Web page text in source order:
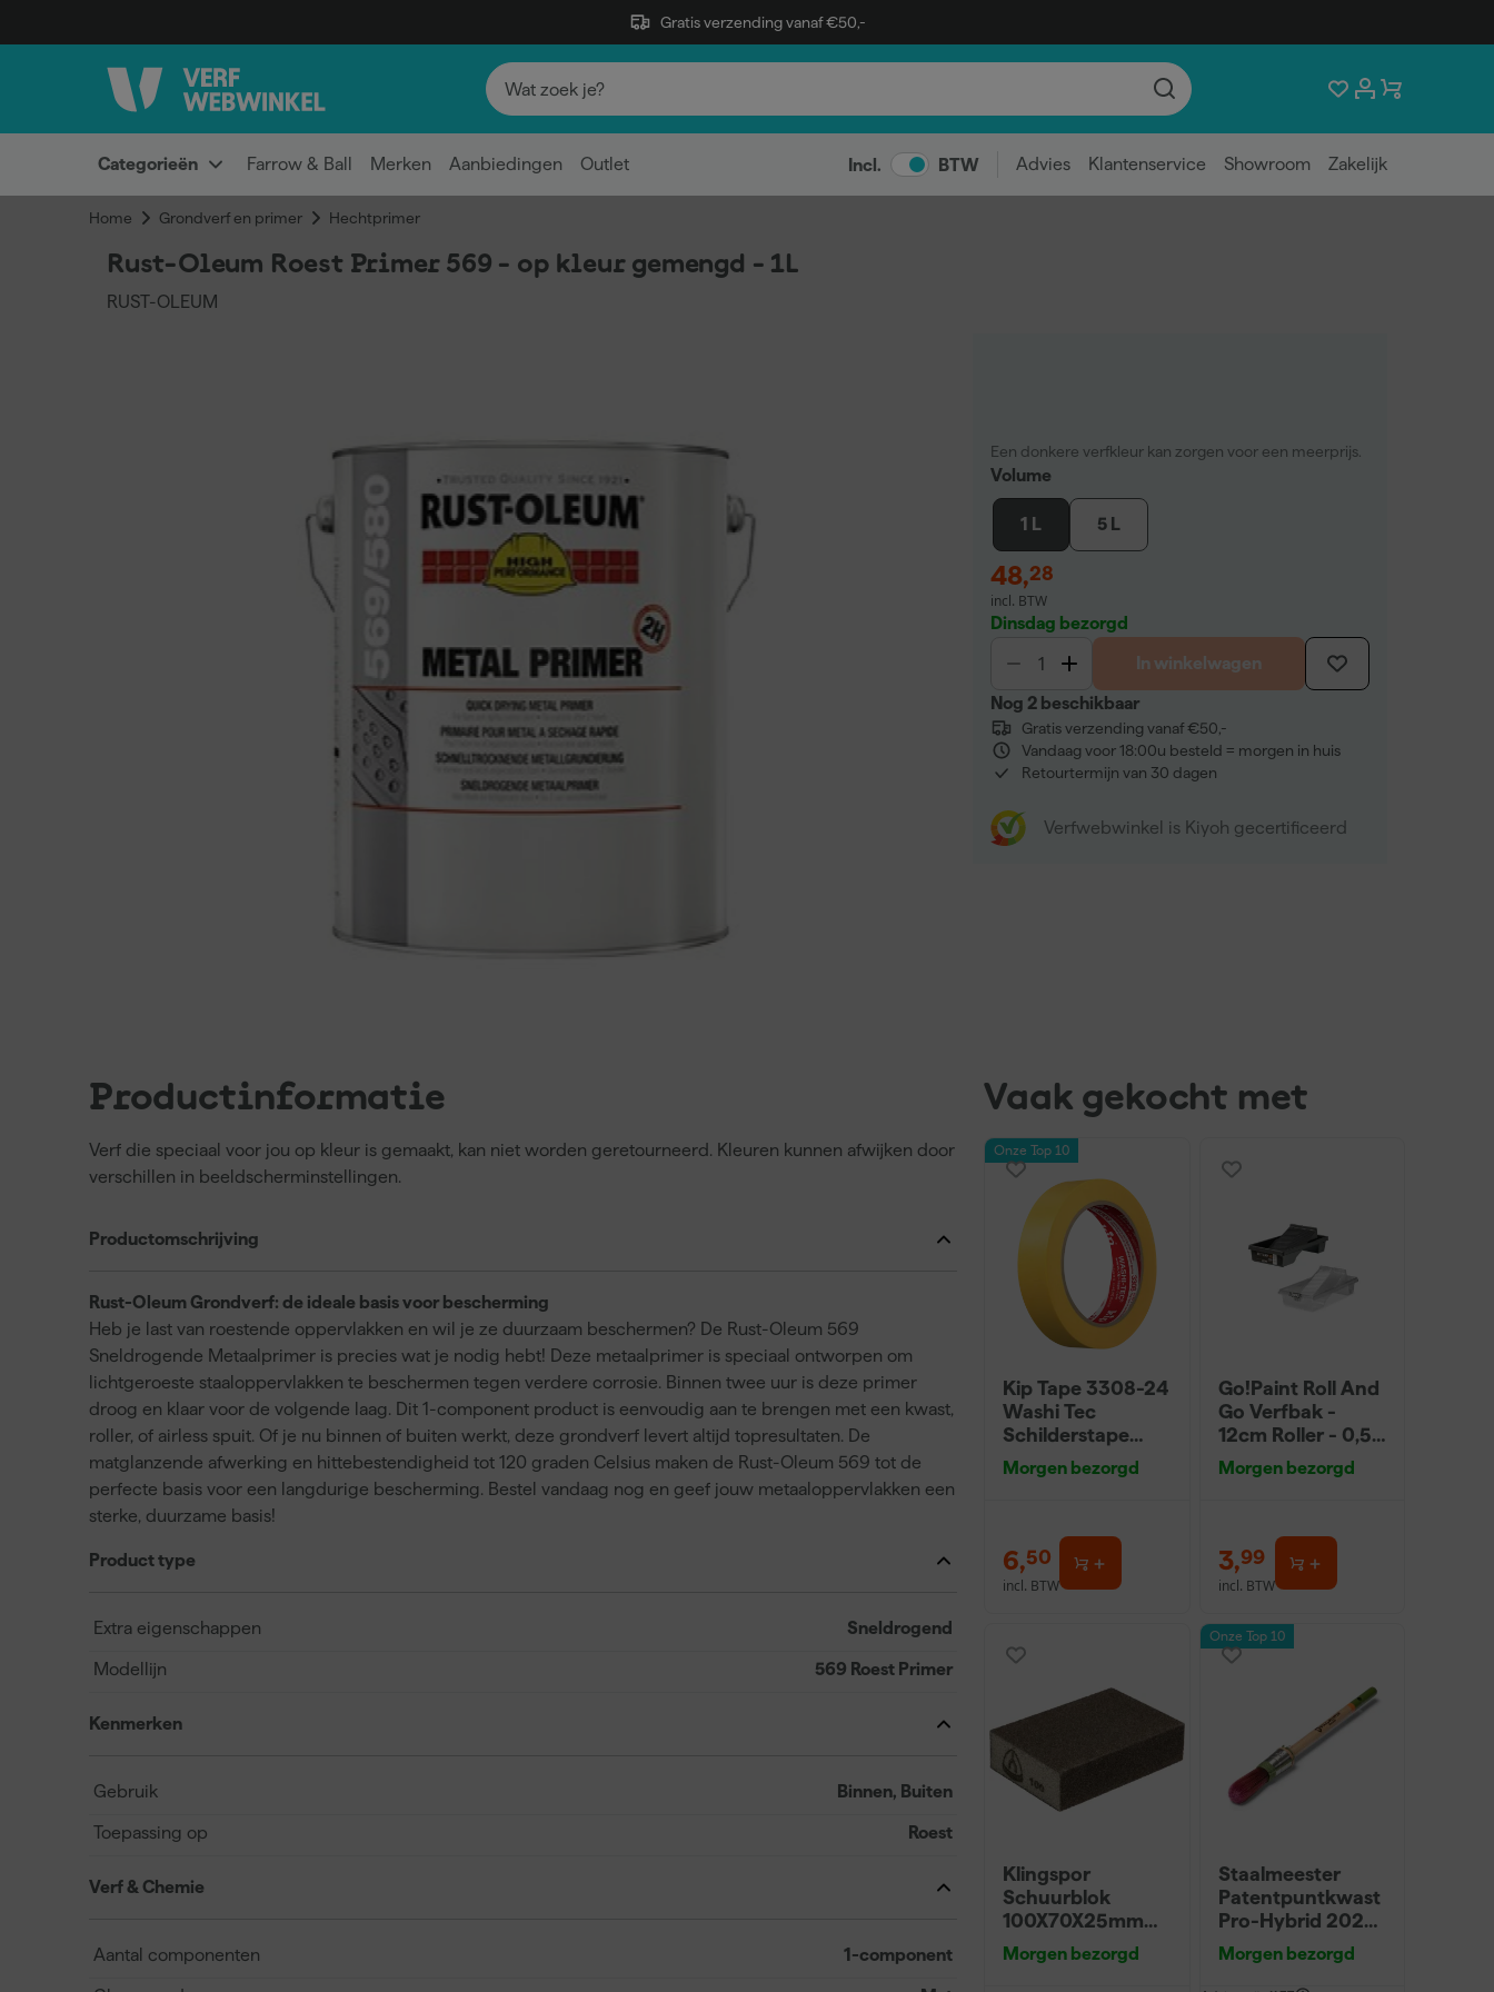
Gratis verzending vanaf €50,-
Categorieën Farrow & Ball Merken Aanbiedingen Outlet Incl. BTW Advies Klantenservice Showroom Zakelijk
Home Grondverf en primer Hechtprimer
Rust-Oleum Roest Primer 569 - op kleur gemengd - 1L
RUST-OLEUM
Een donkere verfkleur kan zorgen voor een meerprijs.
Volume
1 L 5 L
48,28
incl. BTW
Dinsdag bezorgd
In winkelwagen
Nog 2 beschikbaar
Gratis verzending vanaf €50,-
Vandaag voor 18:00u besteld = morgen in huis
Retourtermijn van 30 dagen
Verfwebwinkel is Kiyoh gecertificeerd
Productinformatie
Verf die speciaal voor jou op kleur is gemaakt, kan niet worden geretourneerd. Kleuren kunnen afwijken door
verschillen in beeldscherminstellingen.
Productomschrijving
Rust-Oleum Grondverf: de ideale basis voor bescherming
Heb je last van roestende oppervlakken en wil je ze duurzaam beschermen? De Rust-Oleum 569
Sneldrogende Metaalprimer is precies wat je nodig hebt! Deze metaalprimer is speciaal ontworpen om
lichtgeroeste staaloppervlakken te beschermen tegen verdere corrosie. Binnen twee uur is deze primer
droog en klaar voor de volgende laag. Dit 1-component product is eenvoudig aan te brengen met een kwast,
roller, of airless spuit. Of je nu binnen of buiten werkt, deze grondverf levert altijd topresultaten. De
matglanzende afwerking en hittebestendigheid tot 120 graden Celsius maken de Rust-Oleum 569 tot de
perfecte basis voor een langdurige bescherming. Bestel vandaag nog en geef jouw metaaloppervlakken een
sterke, duurzame basis!
Product type
Extra eigenschappen Sneldrogend
Modellijn 569 Roest Primer
Kenmerken
Gebruik Binnen, Buiten
Toepassing op Roest
Verf & Chemie
Aantal componenten 1-component
Vaak gekocht met
Onze Top 10
Kip Tape 3308-24
Washi Tec
Schilderstape
Gold - 24mm x
50m
Morgen bezorgd
6,50
incl. BTW
Go!Paint Roll And
Go Verfbak -
12cm Roller - 0,5L
+ 5 Inzetbakken
Morgen bezorgd
3,99
incl. BTW
Klingspor
Schuurblok
100X70X25mm
Sk 500 P220
Morgen bezorgd
Onze Top 10
Staalmeester
Patentpuntkwast
Pro-Hybrid 2020
- 10 (2cm)
Morgen bezorgd